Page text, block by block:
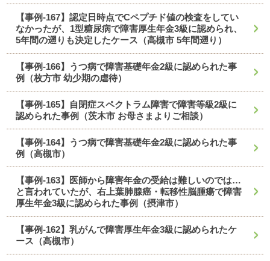
【事例-167】認定日時点でCペプチド値の検査をしてい
なかったが、1型糖尿病で障害厚生年金3級に認められ、
5年間の遡りも決定したケース（高槻市 5年間遡り）
【事例-166】うつ病で障害基礎年金2級に認められた事
例（枚方市 幼少期の虐待）
【事例-165】自閉症スペクトラム障害で障害等級2級に
認められた事例（茨木市 お母さまよりご相談）
【事例-164】うつ病で障害基礎年金2級に認められた事
例（高槻市）
【事例-163】医師から障害年金の受給は難しいのでは…
と言われていたが、右上葉肺腺癌・転移性脳腫瘍で障害
厚生年金3級に認められた事例（摂津市）
【事例-162】乳がんで障害厚生年金3級に認められたケ
ース（高槻市）